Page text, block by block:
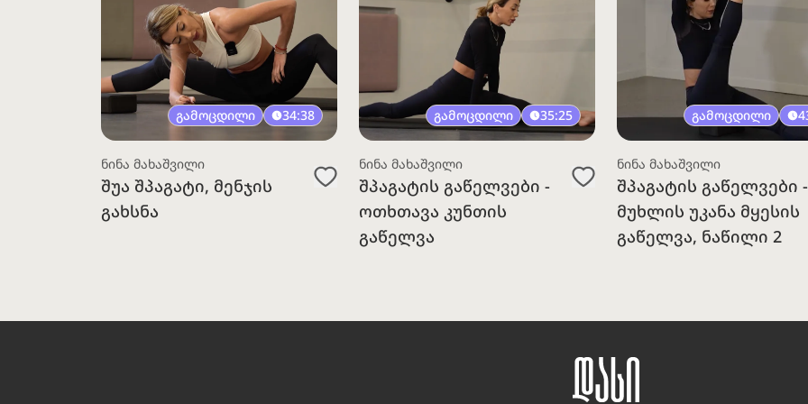
გამოცდილი 34:38
ნინა მახაშვილი
შუა შპაგატი, მენჯის
გახსნა
გამოცდილი 35:25
ნინა მახაშვილი
შპაგატის გაწელვები -
ოთხთავა კუნთის
გაწელვა
გამოცდილი
ნინა მახაშვილი
შპაგატის გაწელვები -
მუხლის უკანა მყესის
გაწელვა, ნაწილი 2